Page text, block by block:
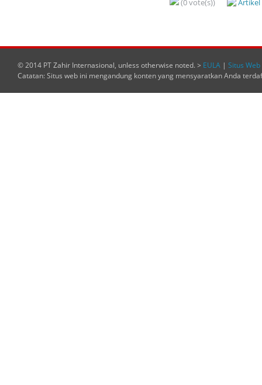
(0 vote(s))
© 2014 PT Zahir Internasional, unless otherwise noted. > EULA | Situs
Catatan: Situs web ini mengandung konten yang mensyaratkan Anda